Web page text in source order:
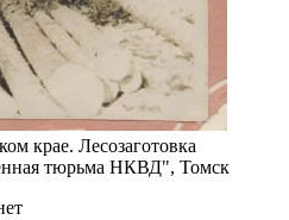
крае. Лесозаготовка
тюрьма НКВД", Томск